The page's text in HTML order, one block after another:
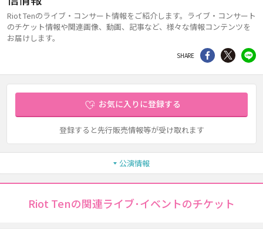
Riot Tenのライブ・コンサート情報をご紹介します。ライブ・コンサート
のチケット情報や関連画像、動画、記事など、様々な情報コンテンツを
お届けします。
SHARE シェア Twitter
お気に入りに登録する
登録すると先行販売情報等が受け取れます
公演情報
Riot Tenの関連ライブ･イベントのチケット